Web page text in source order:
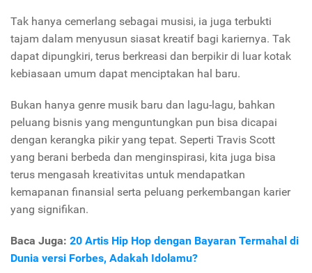
Tak hanya cemerlang sebagai musisi, ia juga terbukti
tajam dalam menyusun siasat kreatif bagi kariernya. Tak
dapat dipungkiri, terus berkreasi dan berpikir di luar kotak
kebiasaan umum dapat menciptakan hal baru.
Bukan hanya genre musik baru dan lagu-lagu, bahkan
peluang bisnis yang menguntungkan pun bisa dicapai
dengan kerangka pikir yang tepat. Seperti Travis Scott
yang berani berbeda dan menginspirasi, kita juga bisa
terus mengasah kreativitas untuk mendapatkan
kemapanan finansial serta peluang perkembangan karier
yang signifikan.
Baca Juga: 20 Artis Hip Hop dengan Bayaran Termahal di
Dunia versi Forbes, Adakah Idolamu?